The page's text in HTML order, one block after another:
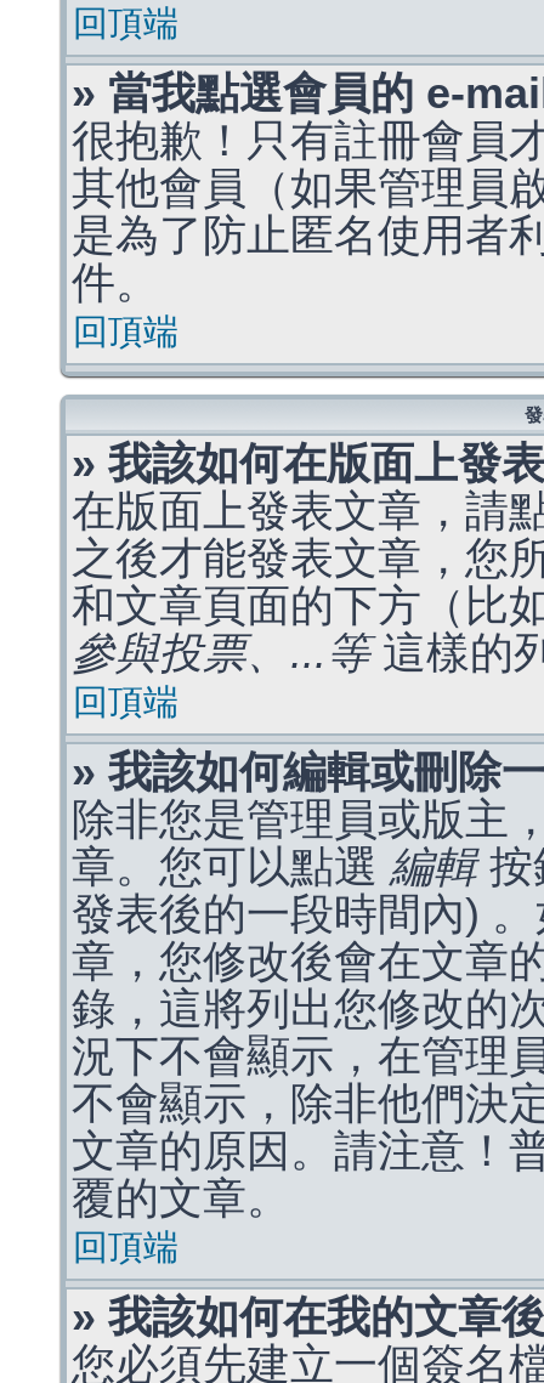
回頂端
» 當我點選會員的 e-
很抱歉！只有註冊會員
其他會員（如果管理員
是為了防止匿名使用者
件。
回頂端
» 我該如何在版面上發
在版面上發表文章，請
之後才能發表文章，您
和文章頁面的下方（比
參與投票、...等這樣的
回頂端
» 我該如何編輯或刪除
除非您是管理員或版主
章。您可以點選 編輯按
發表後的一段時間內)
章，您修改後會在文章
錄，這將列出您修改的
況下不會顯示，在管理
不會顯示，除非他們決
文章的原因。請注意！
覆的文章。
回頂端
» 我該如何在我的文章
您必須先建立一個簽名